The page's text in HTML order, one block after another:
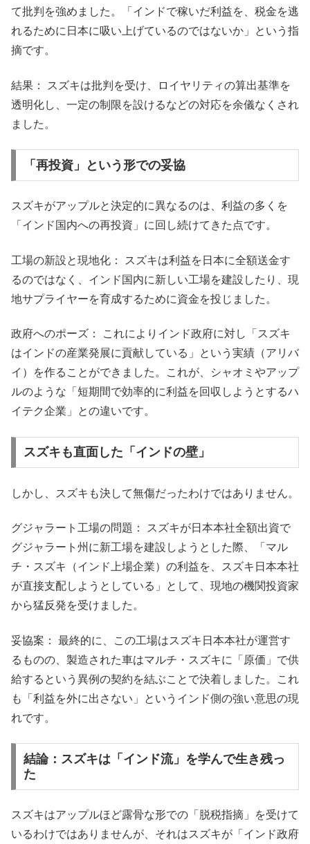
て批判を強めました。「インドで稼いだ利益を、税金を逃
れるために日本に吸い上げているのではないか」という指
摘です。
結果： スズキは批判を受け、ロイヤリティの算出基準を
透明化し、一定の制限を設けるなどの対応を余儀なくされ
ました。
「再投資」という形での妥協
スズキがアップルと決定的に異なるのは、利益の多くを
「インド国内への再投資」に回し続けてきた点です。
工場の新設と現地化： スズキは利益を日本に全額送金す
るのではなく、インド国内に新しい工場を建設したり、現
地サプライヤーを育成するために資金を投じました。
政府へのポーズ： これによりインド政府に対し「スズキ
はインドの産業発展に貢献している」という実績（アリバ
イ）を作ることができました。これが、シャオミやアップ
ルのような「短期間で効率的に利益を回収しようとするハ
イテク企業」との違いです。
スズキも直面した「インドの壁」
しかし、スズキも決して無傷だったわけではありません。
グジャラート工場の問題： スズキが日本本社全額出資で
グジャラート州に新工場を建設しようとした際、「マル
チ・スズキ（インド上場企業）の利益を、スズキ日本本社
が直接支配しようとしている」として、現地の機関投資家
から猛反発を受けました。
妥協案： 最終的に、この工場はスズキ日本本社が運営す
るものの、製造された車はマルチ・スズキに「原価」で供
給するという異例の契約を結ぶことで決着しました。これ
も「利益を外に出さない」というインド側の強い意思の現
れです。
結論：スズキは「インド流」を学んで生き残っ
た
スズキはアップルほど露骨な形での「脱税指摘」を受けて
いるわけではありませんが、それはスズキが「インド政府